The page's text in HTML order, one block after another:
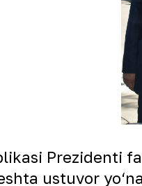
Prezidenti
ustuvor